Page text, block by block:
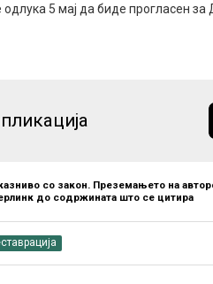
5 мај да биде прогласен за
со закон. Преземањето на
до содржината што се цитира